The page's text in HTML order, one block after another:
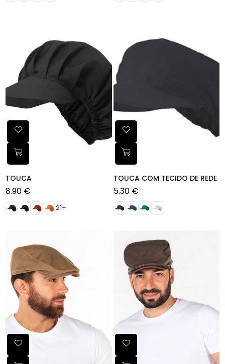
TOUCA
Preço
normal
8.90 €
21+
TOUCA COM TECIDO DE REDE
Preço
normal
5.30 €